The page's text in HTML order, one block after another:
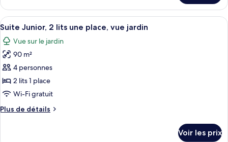
très
grand
lit,
vue
jardin
le
type
de
Suite
Junior,
très
grand
lit,
vue
jardin
Afficher
toutes
les
photos
pour
ce
type
chambre :
Une personne se détend dans une
14
Suite Junior, 2 lits une place, vue jardin
Vue sur le jardin
90 m²
4 personnes
2 lits 1 place
Wi-Fi gratuit
Plus de détails
Plus
Voir les prix